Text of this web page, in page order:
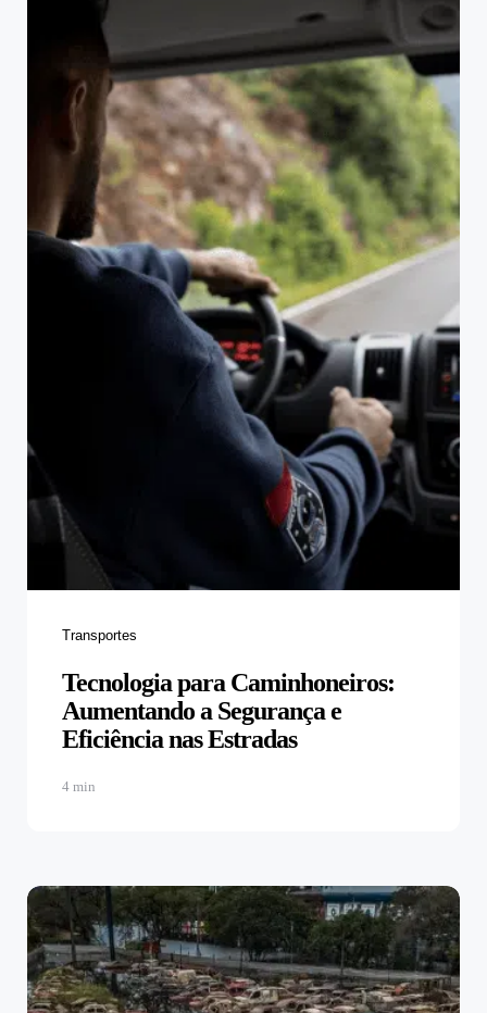
Categories
Transportes
Tecnologia para Caminhoneiros:
Aumentando a Segurança e
Eficiência nas Estradas
4 min